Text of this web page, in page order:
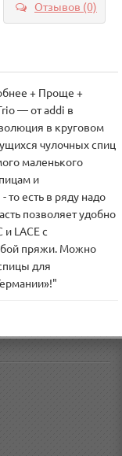
Отзывов (0)
+ Проще +
— от addi в
в круговом
чулочных спиц
маленького
и
есть в ряду надо
позволяет удобно
LACE с
пряжи. Можно
для